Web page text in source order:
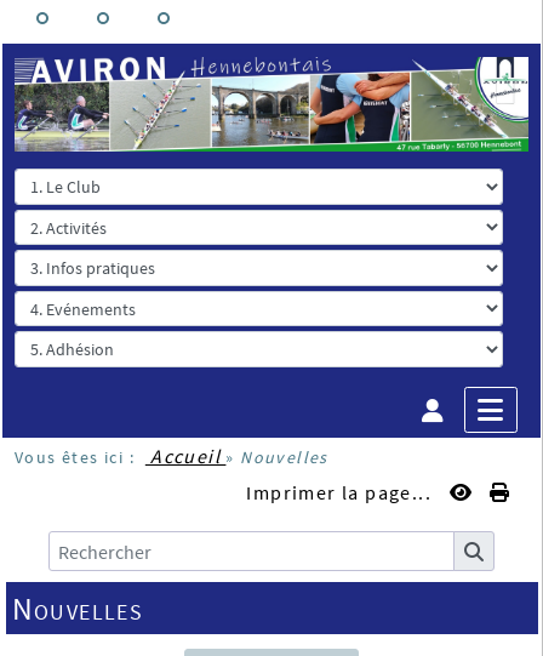
Vous êtes ici : Accueil » Nouvelles
Imprimer la page...
Nouvelles